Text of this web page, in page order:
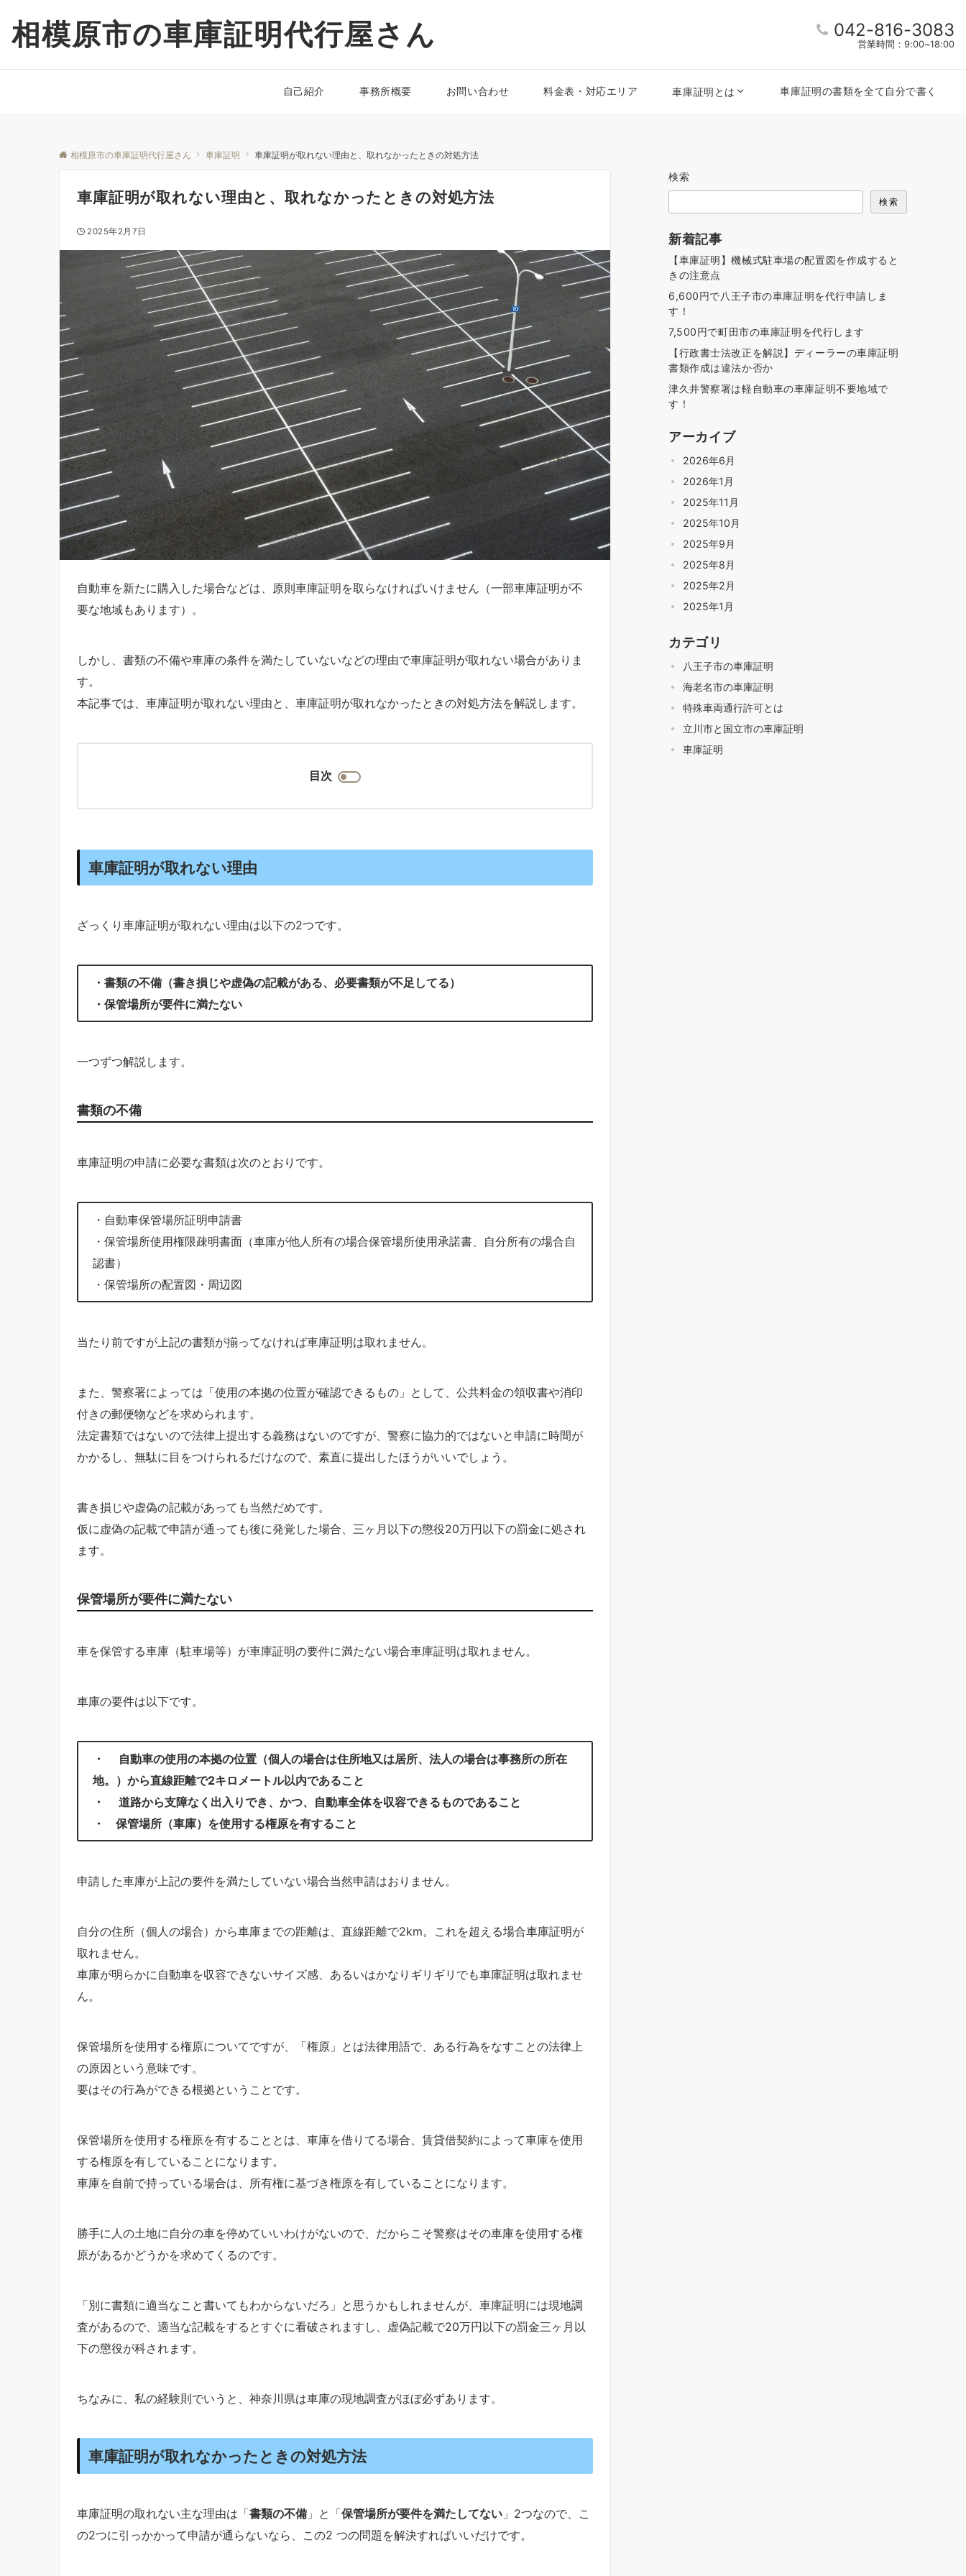
相模原市の車庫証明代行屋さん 042-816-3083
営業時間：9:00~18:00
自己紹介 事務所概要 お問い合わせ 料金表・対応エリア 車庫証明とは 車庫証明の書類を全て自分で書く
相模原市の車庫証明代行屋さん 車庫証明 車庫証明が取れない理由と、取れなかったときの対処方法
車庫証明が取れない理由と、取れなかったときの対処方法
2025年2月7日
自動車を新たに購入した場合などは、原則車庫証明を取らなければいけません（一部車庫証明が不
要な地域もあります）。
しかし、書類の不備や車庫の条件を満たしていないなどの理由で車庫証明が取れない場合がありま
す。
本記事では、車庫証明が取れない理由と、車庫証明が取れなかったときの対処方法を解説します。
目次
車庫証明が取れない理由
ざっくり車庫証明が取れない理由は以下の2つです。
・書類の不備（書き損じや虚偽の記載がある、必要書類が不足してる）
・保管場所が要件に満たない
一つずつ解説します。
書類の不備
車庫証明の申請に必要な書類は次のとおりです。
・自動車保管場所証明申請書
・保管場所使用権限疎明書面（車庫が他人所有の場合保管場所使用承諾書、自分所有の場合自
認書）
・保管場所の配置図・周辺図
当たり前ですが上記の書類が揃ってなければ車庫証明は取れません。
また、警察署によっては「使用の本拠の位置が確認できるもの」として、公共料金の領収書や消印
付きの郵便物などを求められます。
法定書類ではないので法律上提出する義務はないのですが、警察に協力的ではないと申請に時間が
かかるし、無駄に目をつけられるだけなので、素直に提出したほうがいいでしょう。
書き損じや虚偽の記載があっても当然だめです。
仮に虚偽の記載で申請が通っても後に発覚した場合、三ヶ月以下の懲役20万円以下の罰金に処され
ます。
保管場所が要件に満たない
車を保管する車庫（駐車場等）が車庫証明の要件に満たない場合車庫証明は取れません。
車庫の要件は以下です。
・ 自動車の使用の本拠の位置（個人の場合は住所地又は居所、法人の場合は事務所の所在
地。）から直線距離で2キロメートル以内であること
・ 道路から支障なく出入りでき、かつ、自動車全体を収容できるものであること
・ 保管場所（車庫）を使用する権原を有すること
申請した車庫が上記の要件を満たしていない場合当然申請はおりません。
自分の住所（個人の場合）から車庫までの距離は、直線距離で2km。これを超える場合車庫証明が
取れません。
車庫が明らかに自動車を収容できないサイズ感、あるいはかなりギリギリでも車庫証明は取れませ
ん。
保管場所を使用する権原についてですが、「権原」とは法律用語で、ある行為をなすことの法律上
の原因という意味です。
要はその行為ができる根拠ということです。
保管場所を使用する権原を有することとは、車庫を借りてる場合、賃貸借契約によって車庫を使用
する権原を有していることになります。
車庫を自前で持っている場合は、所有権に基づき権原を有していることになります。
勝手に人の土地に自分の車を停めていいわけがないので、だからこそ警察はその車庫を使用する権
原があるかどうかを求めてくるのです。
「別に書類に適当なこと書いてもわからないだろ」と思うかもしれませんが、車庫証明には現地調
査があるので、適当な記載をするとすぐに看破されますし、虚偽記載で20万円以下の罰金三ヶ月以
下の懲役が科されます。
ちなみに、私の経験則でいうと、神奈川県は車庫の現地調査がほぼ必ずあります。
車庫証明が取れなかったときの対処方法
車庫証明の取れない主な理由は「書類の不備 」と「保管場所が要件を満たしてない 」2つなので、こ
の2つに引っかかって申請が通らないなら、この2 つの問題を解決すればいいだけです。
検索
検索
新着記事
【車庫証明】機械式駐車場の配置図を作成すると
きの注意点
6,600円で八王子市の車庫証明を代行申請しま
す！
7,500円で町田市の車庫証明を代行します
【行政書士法改正を解説】ディーラーの車庫証明
書類作成は違法か否か
津久井警察署は軽自動車の車庫証明不要地域で
す！
アーカイブ
2026年6月
2026年1月
2025年11月
2025年10月
2025年9月
2025年8月
2025年2月
2025年1月
カテゴリ
八王子市の車庫証明
海老名市の車庫証明
特殊車両通行許可とは
立川市と国立市の車庫証明
車庫証明